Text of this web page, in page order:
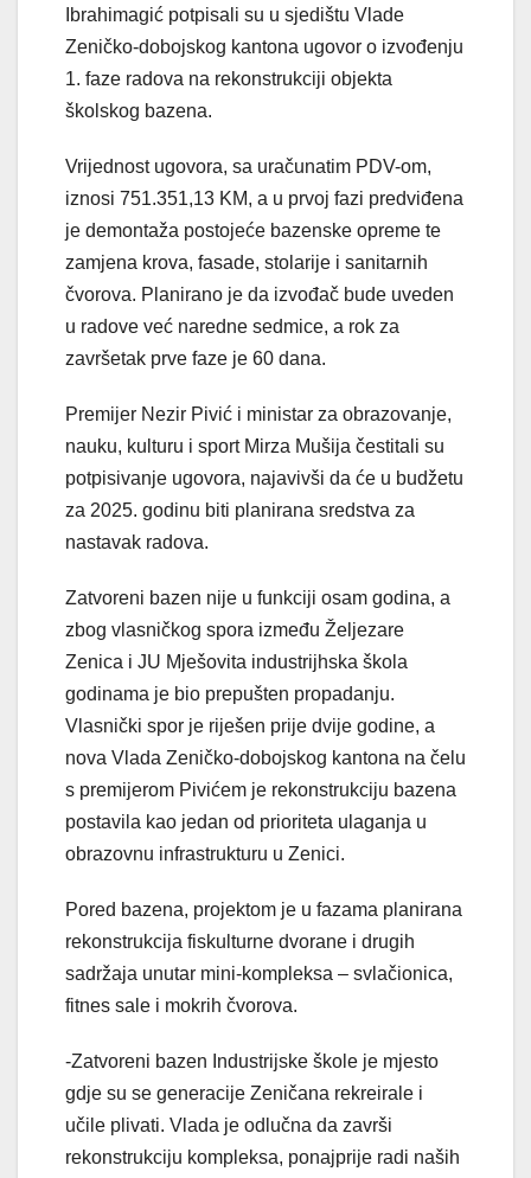
Ibrahimagić potpisali su u sjedištu Vlade
Zeničko-dobojskog kantona ugovor o izvođenju
1. faze radova na rekonstrukciji objekta
školskog bazena.
Vrijednost ugovora, sa uračunatim PDV-om,
iznosi 751.351,13 KM, a u prvoj fazi predviđena
je demontaža postojeće bazenske opreme te
zamjena krova, fasade, stolarije i sanitarnih
čvorova. Planirano je da izvođač bude uveden
u radove već naredne sedmice, a rok za
završetak prve faze je 60 dana.
Premijer Nezir Pivić i ministar za obrazovanje,
nauku, kulturu i sport Mirza Mušija čestitali su
potpisivanje ugovora, najavivši da će u budžetu
za 2025. godinu biti planirana sredstva za
nastavak radova.
Zatvoreni bazen nije u funkciji osam godina, a
zbog vlasničkog spora između Željezare
Zenica i JU Mješovita industrijhska škola
godinama je bio prepušten propadanju.
Vlasnički spor je riješen prije dvije godine, a
nova Vlada Zeničko-dobojskog kantona na čelu
s premijerom Pivićem je rekonstrukciju bazena
postavila kao jedan od prioriteta ulaganja u
obrazovnu infrastrukturu u Zenici.
Pored bazena, projektom je u fazama planirana
rekonstrukcija fiskulturne dvorane i drugih
sadržaja unutar mini-kompleksa – svlačionica,
fitnes sale i mokrih čvorova.
-Zatvoreni bazen Industrijske škole je mjesto
gdje su se generacije Zeničana rekreirale i
učile plivati. Vlada je odlučna da završi
rekonstrukciju kompleksa, ponajprije radi naših